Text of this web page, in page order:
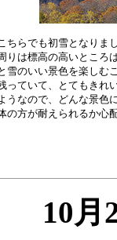
ちらでも初雪となりま
りは標高の高いところ
雪のいい景色を楽しむ
っていて、とてもきれ
うなので、どんな景色
10月